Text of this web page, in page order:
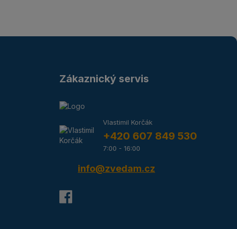
Zákaznický servis
Vlastimil Korčák
+420 607 849 530
7:00 - 16:00
info@zvedam.cz